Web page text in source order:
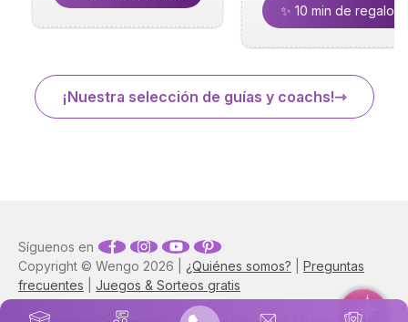
✨ 10 min de regalo
¡Nuestra selección de guías y coachs!
Copyright © Wengo 2026 | ¿Quiénes somos?
Preguntas
frecuentes
Juegos & Sorteos gratis
Síguenos en